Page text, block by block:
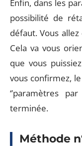
Enfin, dans les
possibilité de
défaut. Vous
Cela va vous
que vous
vous confirmez,
‘’paramètres
terminée.
Méthode